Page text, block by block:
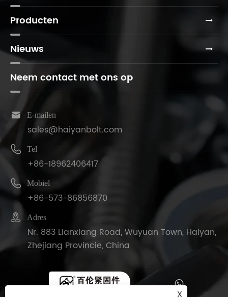
Producten
Nieuws
Neem contact met ons op
 E-mailen
sales@haiyanbolt.com
 Tel
+86-18962406417
 Mobiel
+86-573-86856870
 Adres
Nr. 883 Lianxiang Road, Wuyuan Town, Haiyan,
Zhejiang Provincie, China